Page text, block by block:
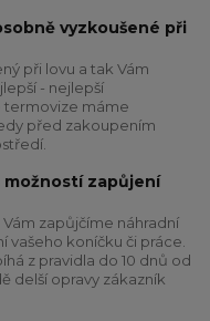
vyzkoušené při
při lovu a tak Vám
- nejlepší
termovize máme
před zakoupením
možností zapůjení
zapůjčíme náhradní
vašeho koníčku či práce.
z pravidla do 10 dnů od
delší opravy zákazník